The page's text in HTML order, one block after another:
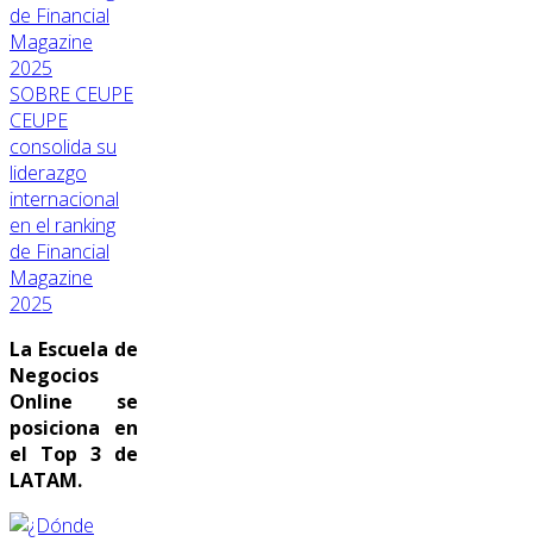
SOBRE CEUPE
CEUPE
consolida su
liderazgo
internacional
en el ranking
de Financial
Magazine
2025
La Escuela de
Negocios
Online se
posiciona en
el Top 3 de
LATAM.